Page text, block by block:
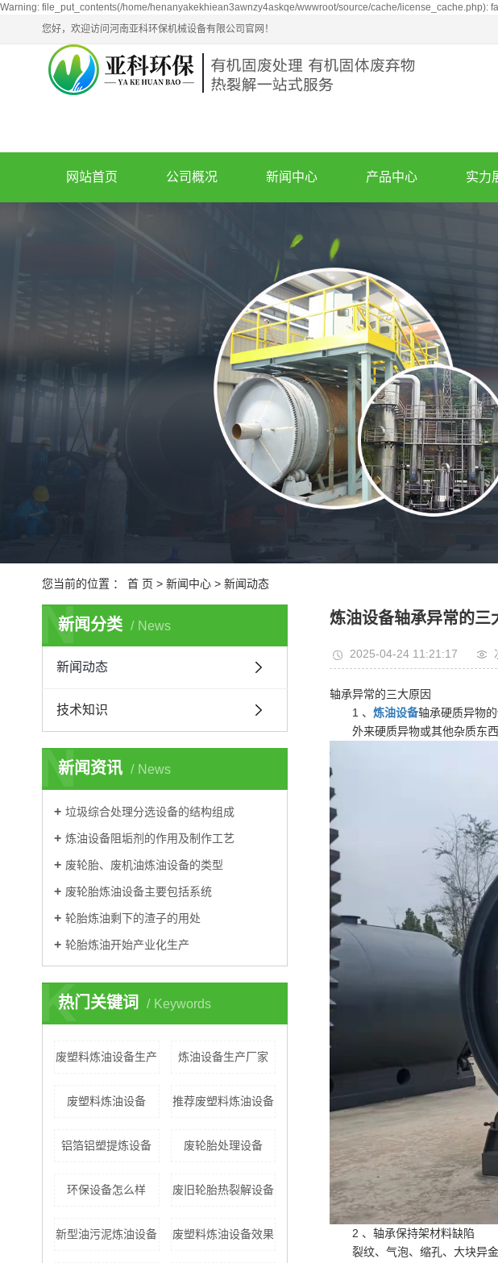
Warning: file_put_contents(/home/henanyakekhiean3awnzy4askqe/wwwroot/source/cache/
您好，欢迎访问河南亚科环保机械设备有限公司官网！
网站首页 公司概况
荣誉资质
新闻中心
技术知识
产品中心
油泥油砂炼油设备
废机油蒸馏设备
废塑料炼油设备
铝塑炼油设备
油污泥处理设备
城市垃圾处理设备
医疗垃圾处理设备
实力
您当前的位置 ： 首 页 > 新闻中心 > 新闻动态
新闻分类 News
N
新闻动态
技术知识
新闻资讯 News
N
垃圾综合处理分选设备的结构组成
炼油设备阻垢剂的作用及制作工艺
废轮胎、废机油炼油设备的类型
废轮胎炼油设备主要包括系统
轮胎炼油剩下的渣子的用处
轮胎炼油开始产业化生产
热门关键词 Keywords
K
废塑料炼油设备生产 炼油设备生产厂家
废塑料炼油设备 推荐废塑料炼油设备
铝箔铝塑提炼设备 废轮胎处理设备
环保设备怎么样 废旧轮胎热裂解设备
新型油污泥炼油设备 废塑料炼油设备效果
炼油设备轴承异常的三
2025-04-24 11:21:17
轴承异常的三大原因
1 、 炼油设备轴承硬质异物
外来硬质异物或其他杂质东西
2 、轴承保持架材料缺陷
裂纹、气泡、缩孔、大块异金